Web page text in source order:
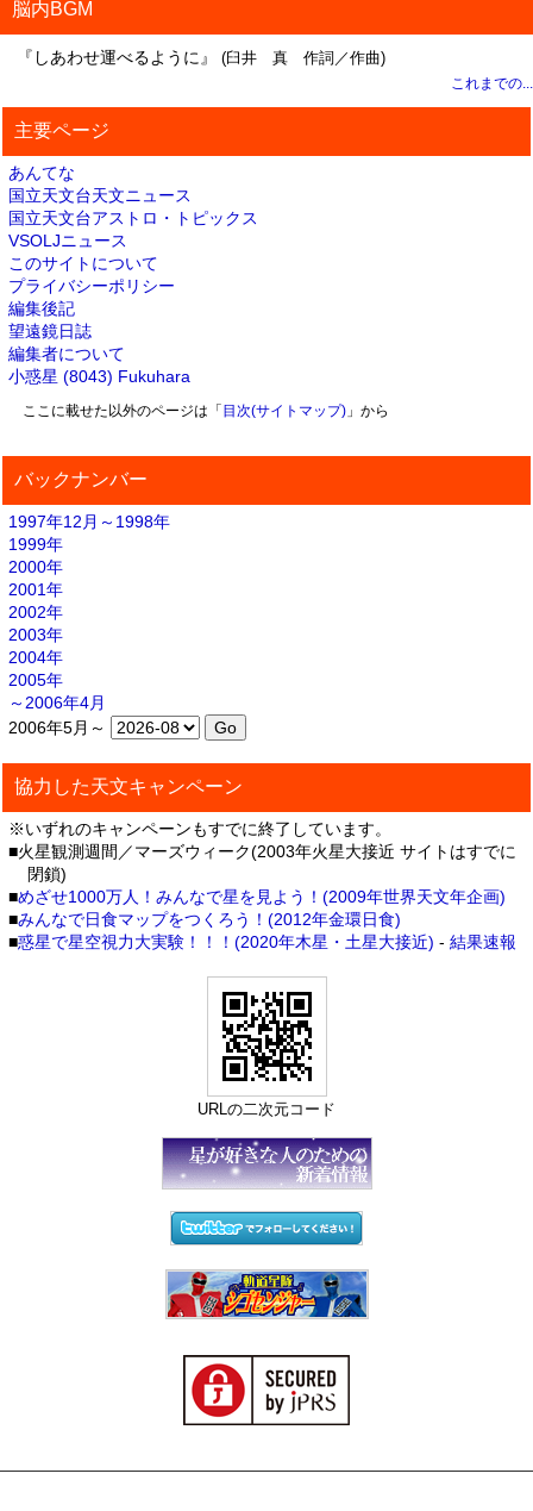
脳内BGM
『しあわせ運べるように』 (臼井 真 作詞／作曲)
これまでの...
主要ページ
あんてな
国立天文台天文ニュース
国立天文台アストロ・トピックス
VSOLJニュース
このサイトについて
プライバシーポリシー
編集後記
望遠鏡日誌
編集者について
小惑星 (8043) Fukuhara
ここに載せた以外のページは「 目次(サイトマップ)」から
バックナンバー
1997年12月～1998年
1999年
2000年
2001年
2002年
2003年
2004年
2005年
～2006年4月
2006年5月～
協力した天文キャンペーン
※いずれのキャンペーンもすでに終了しています。
■火星観測週間／マーズウィーク(2003年火星大接近 サイトはすでに
閉鎖)
■めざせ1000万人！みんなで星を見よう！(2009年世界天文年企画)
■みんなで日食マップをつくろう！(2012年金環日食)
■惑星で星空視力大実験！！！(2020年木星・土星大接近) - 結果速報
URLの二次元コード